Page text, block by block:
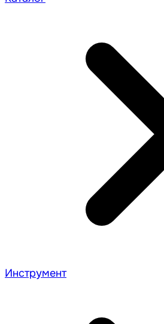
Инструмент